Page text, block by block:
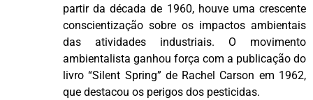
partir da década de 1960, houve uma crescente
conscientização sobre os impactos ambientais
das atividades industriais. O movimento
ambientalista ganhou força com a publicação do
livro “Silent Spring” de Rachel Carson em 1962,
que destacou os perigos dos pesticidas.